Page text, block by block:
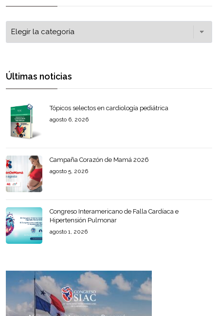
Últimas noticias
Tópicos selectos en cardiología pediátrica
agosto 6, 2026
Campaña Corazón de Mamá 2026
agosto 5, 2026
Congreso Interamericano de Falla Cardíaca e
Hipertensión Pulmonar
agosto 1, 2026